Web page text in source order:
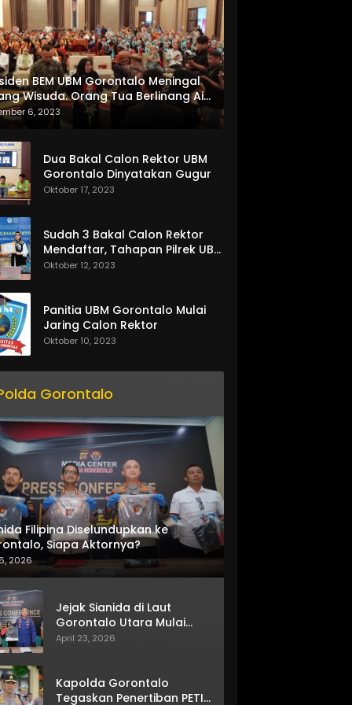
BEM UBM Gorontalo Meningal
Wisuda. Orang Tua Berlinang Air
Menerima SKL dan Pemasangan
6, 2023
Dua Bakal Calon Rektor UBM
Gorontalo Dinyatakan Gugur
Oktober 17, 2023
Sudah 3 Bakal Calon Rektor
Mendaftar, Tahapan Pilrek UBM
Gorontalo Makin Seru
Oktober 12, 2023
Panitia UBM Gorontalo Mulai
Jaring Calon Rektor
Oktober 10, 2023
Gorontalo
Filipina Diselundupkan ke
Siapa Aktornya?
2026
Jejak Sianida di Laut
Gorontalo Utara Mulai
Terkuak
April 23, 2026
Kapolda Gorontalo
Tegaskan Penertiban PETI